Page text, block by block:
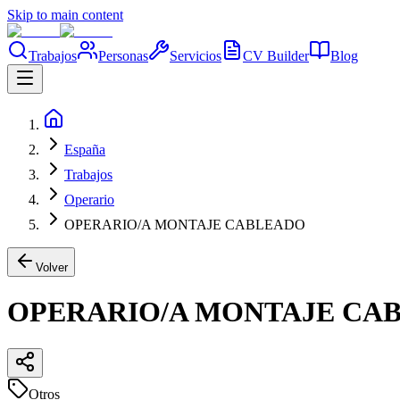
Skip to main content
Trabajos Personas Servicios CV Builder Blog
España
Trabajos
Operario
OPERARIO/A MONTAJE CABLEADO
Volver
OPERARIO/A MONTAJE
Otros